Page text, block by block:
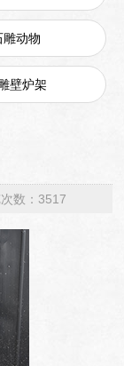
雕动物
壁炉架
数：3517